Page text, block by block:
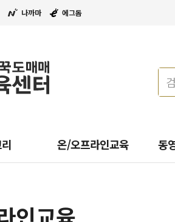
나까마 에그돔
온/오프라인교육 동